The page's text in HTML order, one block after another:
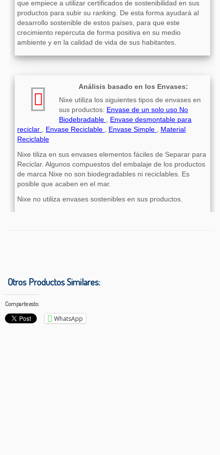
que empiece a utilizar certificados de sostenibilidad en sus
productos para subir su ranking. De esta forma ayudará al
desarrollo sostenible de estos países, para que este
crecimiento repercuta de forma positiva en su medio
ambiente y en la calidad de vida de sus habitantes.
Análisis basado en los Envases:
Nixe utiliza los siguientes tipos de envases en
sus productos: Envase de un solo uso No
Biodebradable , Envase desmontable para
reciclar , Envase Reciclable , Envase Simple , Material
Reciclable
Nixe tiliza en sus envases elementos fáciles de Separar para
Reciclar. Algunos compuestos del embalaje de los productos
de marca Nixe no son biodegradables ni reciclables. Es
posible que acaben en el mar.
Nixe no utiliza envases sostenibles en sus productos.
Otros Productos Similares:
Comparte esto:
WhatsApp